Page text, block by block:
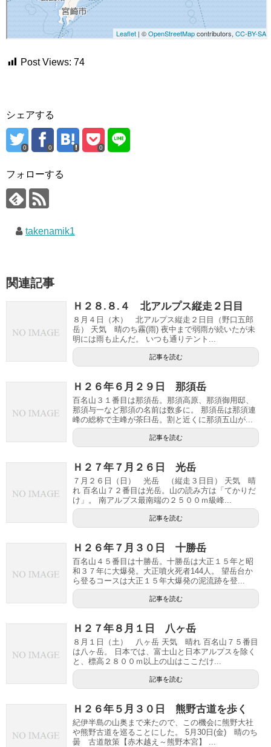
Post Views: 74
シェアする
0 0 0
フォローする
takenamik1
関連記事
Ｈ２８.８.４ 北アルプス縦走２日目
８月４日（木） 北アルプス縦走２日目（野口五郎
岳） 天気 晴のち霧(雨) 夜中まで弱雨が続いたが未
明には雨も止んだ。 いつも通りテント...
記事を読む
Ｈ２６年６月２９日 那須岳
百名山３１番目は那須岳。那須高原、那須御用邸、
那須与一など那須の名前は数多に。 那須岳は那須連
峰の総称で主峰が茶臼岳。割と近くに那須五山が...
記事を読む
Ｈ２７年７月２６日 光岳
７月２６日（日） 光岳 （縦走３日目） 天気 晴
れ 百名山７２番目は光岳。山の読み方は「てかりだ
け」。 南アルプス最南端の２５００ｍ級峰...
記事を読む
Ｈ２６年７月３０日 十勝岳
百名山４５番目は十勝岳。十勝岳は大正１５年と昭
和３７年に大爆発。大正噴火死者144人。 望岳台か
ら登るコースは大正１５年大爆発の泥流跡を登...
記事を読む
Ｈ２７年８月１日 八ヶ岳
８月１日（土） 八ヶ岳 天気 晴れ 百名山７５番目
は八ヶ岳。 日本では、富士山と日本アルプスを除く
と、標高２８００ｍ以上の山はここだけ...
記事を読む
Ｈ２６年５月３０日 熊野古道を歩く
紀伊半島の山奥まで来たので、この機会に熊野大社
や熊野古道を巡ることにした。 5月30日(金) 晴のち
曇 古道散策【赤木越え～熊野本宮】 ...